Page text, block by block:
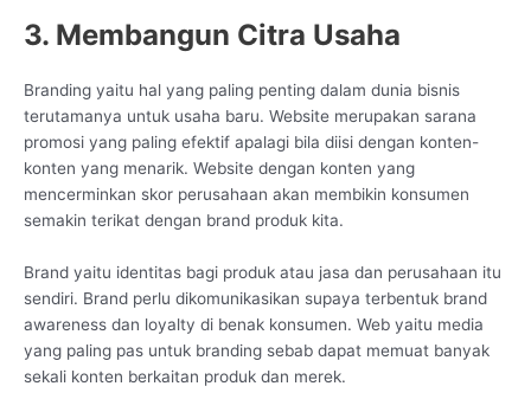
3. Membangun Citra Usaha
Branding yaitu hal yang paling penting dalam dunia bisnis
terutamanya untuk usaha baru. Website merupakan sarana
promosi yang paling efektif apalagi bila diisi dengan konten-
konten yang menarik. Website dengan konten yang
mencerminkan skor perusahaan akan membikin konsumen
semakin terikat dengan brand produk kita.
Brand yaitu identitas bagi produk atau jasa dan perusahaan itu
sendiri. Brand perlu dikomunikasikan supaya terbentuk brand
awareness dan loyalty di benak konsumen. Web yaitu media
yang paling pas untuk branding sebab dapat memuat banyak
sekali konten berkaitan produk dan merek.